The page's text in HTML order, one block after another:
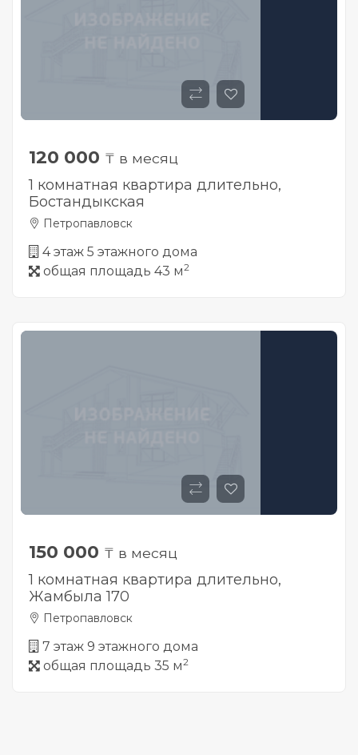
120 000 ₸ в месяц
1 комнатная квартира длительно,
Бостандыкская
Петропавловск
4 этаж 5 этажного дома
общая площадь 43 м2
150 000 ₸ в месяц
1 комнатная квартира длительно,
Жамбыла 170
Петропавловск
7 этаж 9 этажного дома
общая площадь 35 м2